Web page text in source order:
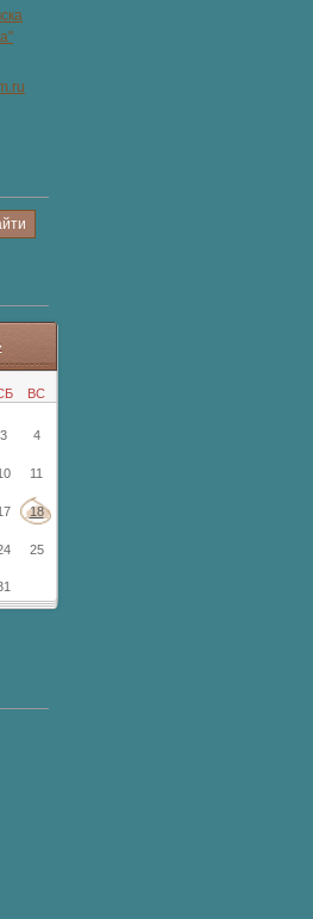
ВС
3 4
11
18
25